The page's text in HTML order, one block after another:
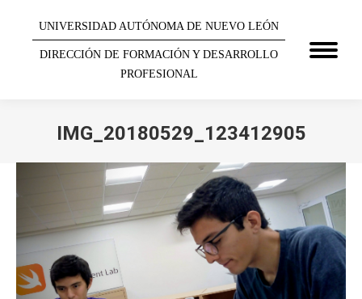
UNIVERSIDAD AUTÓNOMA DE NUEVO LEÓN
DIRECCIÓN DE FORMACIÓN Y DESARROLLO
PROFESIONAL
IMG_20180529_123412905